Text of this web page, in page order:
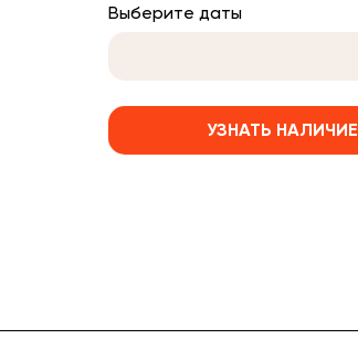
Выберите даты
УЗНАТЬ НАЛИЧИЕ